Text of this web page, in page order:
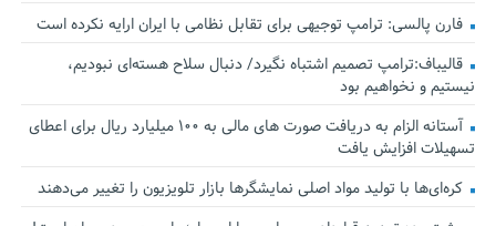
فارن پالسی: ترامپ توجیهی برای تقابل نظامی با ایران ارایه نکرده است
قالیباف:ترامپ تصمیم اشتباه نگیرد/ دنبال سلاح هسته‌ای نبودیم،
نیستیم و نخواهیم بود
آستانه الزام به دریافت صورت های مالی به ۱۰۰ میلیارد ریال برای اعطای
تسهیلات افزایش یافت
کره‌ای‌ها با تولید مواد اصلی نمایشگرها بازار تلویزیون را تغییر می‌دهند